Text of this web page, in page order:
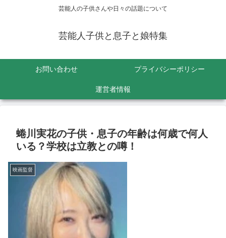
芸能人の子供さんや日々の話題について
芸能人子供と息子と娘特集
お問い合わせ プライバシーポリシー
運営者情報
蜷川実花の子供・息子の年齢は何歳で何人
いる？学校は立教との噂！
映画監督